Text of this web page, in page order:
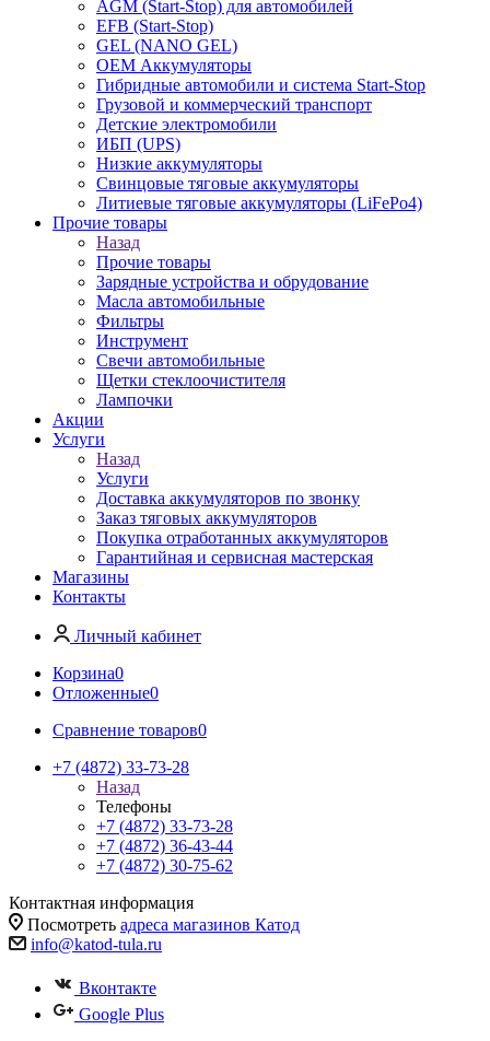
AGM (Start-Stop) для автомобилей
EFB (Start-Stop)
GEL (NANO GEL)
OEM Аккумуляторы
Гибридные автомобили и система Start-Stop
Грузовой и коммерческий транспорт
Детские электромобили
ИБП (UPS)
Низкие аккумуляторы
Свинцовые тяговые аккумуляторы
Литиевые тяговые аккумуляторы (LiFePo4)
Прочие товары
Назад
Прочие товары
Зарядные устройства и обрудование
Масла автомобильные
Фильтры
Инструмент
Свечи автомобильные
Щетки стеклоочистителя
Лампочки
Акции
Услуги
Назад
Услуги
Доставка аккумуляторов по звонку
Заказ тяговых аккумуляторов
Покупка отработанных аккумуляторов
Гарантийная и сервисная мастерская
Магазины
Контакты
Личный кабинет
Корзина0
Отложенные0
Сравнение товаров0
+7 (4872) 33-73-28
Назад
Телефоны
+7 (4872) 33-73-28
+7 (4872) 36-43-44
+7 (4872) 30-75-62
Контактная информация
Посмотреть адреса магазинов Катод
info@katod-tula.ru
Вконтакте
Google Plus